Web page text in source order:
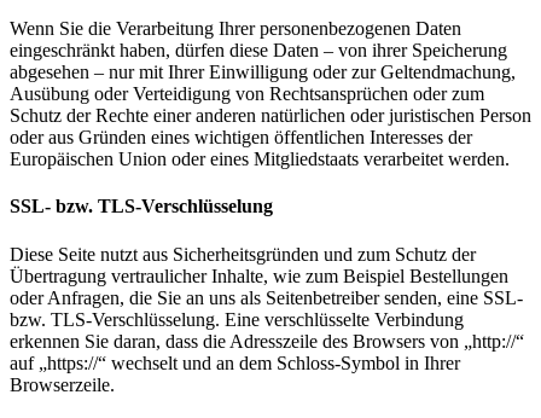
Wenn Sie die Verarbeitung Ihrer personenbezogenen Daten
eingeschränkt haben, dürfen diese Daten – von ihrer Speicherung
abgesehen – nur mit Ihrer Einwilligung oder zur Geltendmachung,
Ausübung oder Verteidigung von Rechtsansprüchen oder zum
Schutz der Rechte einer anderen natürlichen oder juristischen Person
oder aus Gründen eines wichtigen öffentlichen Interesses der
Europäischen Union oder eines Mitgliedstaats verarbeitet werden.
SSL- bzw. TLS-Verschlüsselung
Diese Seite nutzt aus Sicherheitsgründen und zum Schutz der
Übertragung vertraulicher Inhalte, wie zum Beispiel Bestellungen
oder Anfragen, die Sie an uns als Seitenbetreiber senden, eine SSL-
bzw. TLS-Verschlüsselung. Eine verschlüsselte Verbindung
erkennen Sie daran, dass die Adresszeile des Browsers von „http://“
auf „https://“ wechselt und an dem Schloss-Symbol in Ihrer
Browserzeile.